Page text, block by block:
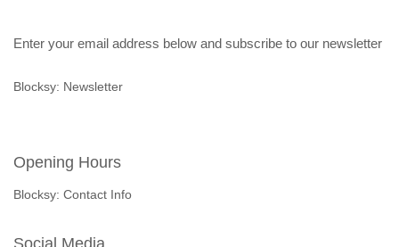
Enter your email address below and subscribe to our newsletter
Blocksy: Newsletter
Opening Hours
Blocksy: Contact Info
Social Media